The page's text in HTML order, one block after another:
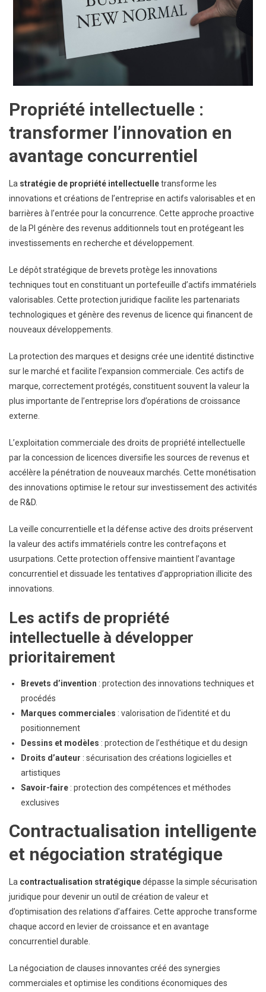
Propriété intellectuelle :
transformer l’innovation en
avantage concurrentiel
La stratégie de propriété intellectuelletransforme les
innovations et créations de l’entreprise en actifs valorisables et en
barrières à l’entrée pour la concurrence. Cette approche proactive
de la PI génère des revenus additionnels tout en protégeant les
investissements en recherche et développement.
Le dépôt stratégique de brevets protège les innovations
techniques tout en constituant un portefeuille d’actifs immatériels
valorisables. Cette protection juridique facilite les partenariats
technologiques et génère des revenus de licence qui financent de
nouveaux développements.
La protection des marques et designs crée une identité distinctive
sur le marché et facilite l’expansion commerciale. Ces actifs de
marque, correctement protégés, constituent souvent la valeur la
plus importante de l’entreprise lors d’opérations de croissance
externe.
L’exploitation commerciale des droits de propriété intellectuelle
par la concession de licences diversifie les sources de revenus et
accélère la pénétration de nouveaux marchés. Cette monétisation
des innovations optimise le retour sur investissement des activités
de R&D.
La veille concurrentielle et la défense active des droits préservent
la valeur des actifs immatériels contre les contrefaçons et
usurpations. Cette protection offensive maintient l’avantage
concurrentiel et dissuade les tentatives d’appropriation illicite des
innovations.
Les actifs de propriété
intellectuelle à développer
prioritairement
Brevets d’invention : protection des innovations techniques et
procédés
Marques commerciales : valorisation de l’identité et du
positionnement
Dessins et modèles : protection de l’esthétique et du design
Droits d’auteur : sécurisation des créations logicielles et
artistiques
Savoir-faire : protection des compétences et méthodes
exclusives
Contractualisation intelligente
et négociation stratégique
La contractualisation stratégiquedépasse la simple sécurisation
juridique pour devenir un outil de création de valeur et
d’optimisation des relations d’affaires. Cette approche transforme
chaque accord en levier de croissance et en avantage
concurrentiel durable.
La négociation de clauses innovantes créé des synergies
commerciales et optimise les conditions économiques des